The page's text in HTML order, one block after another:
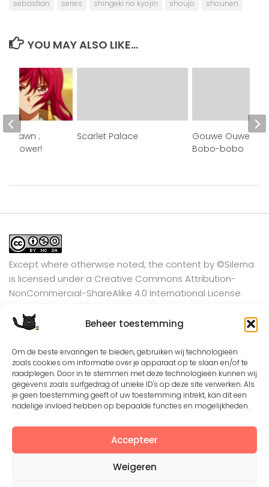
Beheer toestemming
Om de beste ervaringen te bieden, gebruiken wij technologieën
zoals cookies om informatie over je apparaat op te slaan en/of te
raadplegen. Door in te stemmen met deze technologieën kunnen wij
gegevens zoals surfgedrag of unieke ID's op deze site verwerken. Als
je geen toestemming geeft of uw toestemming intrekt, kan dit een
nadelige invloed hebben op bepaalde functies en mogelijkheden.
Accepteer
Weigeren
sebastian
series shingeki no kyojin shoujo shounen
YOU MAY ALSO LIKE...
Scarlet Palace
Gouwe Ouwe
Bobo-bobo
Dawn ;
power!
Except where otherwise noted, the content by ©Silerna
is licensed under a Creative Commons Attribution-
NonCommercial-ShareAlike 4.0 International License.
©2008 - 2026. All Rights Reserved. Protected by